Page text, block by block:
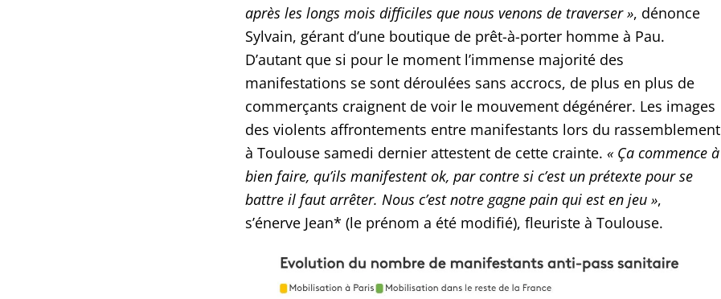
après les longs mois difficiles que nous venons de traverser », dénonce
Sylvain, gérant d’une boutique de prêt-à-porter homme à Pau.
D’autant que si pour le moment l’immense majorité des
manifestations se sont déroulées sans accrocs, de plus en plus de
commerçants craignent de voir le mouvement dégénérer. Les images
des violents affrontements entre manifestants lors du rassemblement
à Toulouse samedi dernier attestent de cette crainte. « Ça commence à
bien faire, qu’ils manifestent ok, par contre si c’est un prétexte pour se
battre il faut arrêter. Nous c’est notre gagne pain qui est en jeu »,
s’énerve Jean* (le prénom a été modifié), fleuriste à Toulouse.